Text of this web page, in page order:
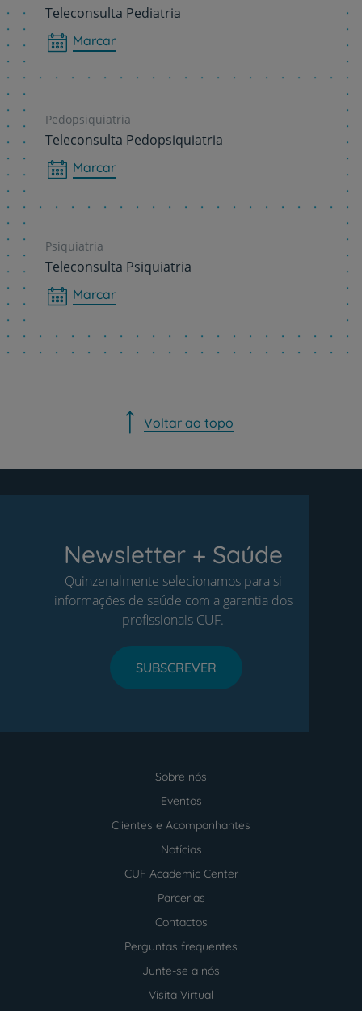
Teleconsulta Pediatria
Marcar
Pedopsiquiatria
Teleconsulta Pedopsiquiatria
Marcar
Psiquiatria
Teleconsulta Psiquiatria
Marcar
Voltar ao topo
Newsletter + Saúde
Quinzenalmente selecionamos para si
informações de saúde com a garantia dos
profissionais CUF.
SUBSCREVER
Sobre nós
Eventos
Clientes e Acompanhantes
Notícias
CUF Academic Center
Parcerias
Contactos
Perguntas frequentes
Junte-se a nós
Visita Virtual